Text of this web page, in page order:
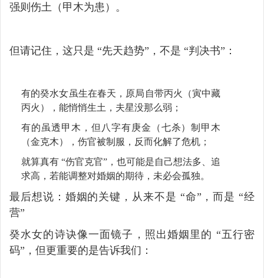
强则伤土（甲木为患）。
但请记住，这只是 “先天趋势”，不是 “判决书”：
有的癸水女虽生在春天，原局自带丙火（寅中藏
丙火），能悄悄生土，夫星没那么弱；
有的虽透甲木，但八字有庚金（七杀）制甲木
（金克木），伤官被制服，反而化解了危机；
就算真有 “伤官克官”，也可能是自己想法多、追
求高，若能调整对婚姻的期待，未必会孤独。
最后想说：婚姻的关键，从来不是 “命”，而是 “经
营”
癸水女的诗诀像一面镜子，照出婚姻里的 “五行密
码”，但更重要的是告诉我们：